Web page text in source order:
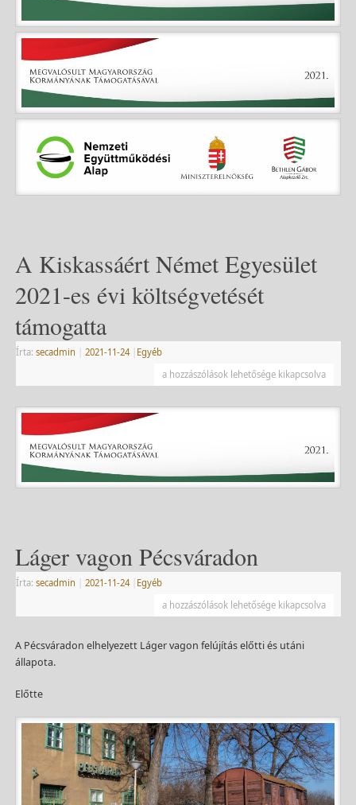
A Kiskassáért Német Egyesület
2021-es évi költségvetését
támogatta
Írta: secadmin 2021-11-24
Egyéb
a hozzászólások lehetősége kikapcsolva
Láger vagon Pécsváradon
Írta: secadmin 2021-11-24
Egyéb
a hozzászólások lehetősége kikapcsolva
A Pécsváradon elhelyezett Láger vagon felújítás előtti és utáni
állapota.
Előtte